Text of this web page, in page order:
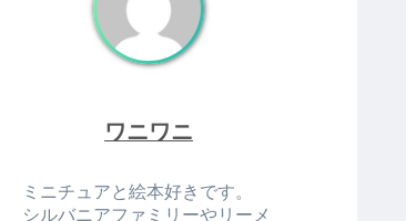
ワニワニ
ミニチュアと絵本好きです。
シルバニアファミリーやリーメ